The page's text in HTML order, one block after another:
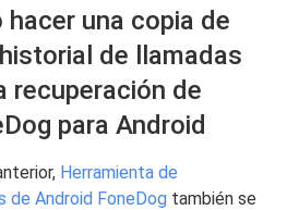
hacer una copia de
de llamadas
recuperación de
para Android
Herramienta de
de Android FoneDog también se